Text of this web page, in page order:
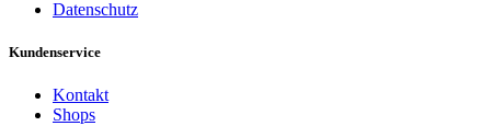
Datenschutz
Kundenservice
Kontakt
Shops